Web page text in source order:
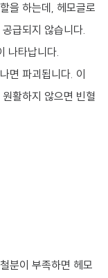
을 하는데, 헤모글로
급되지 않습니다.
나타납니다.
면 파괴됩니다. 이
활하지 않으면 빈혈
분이 부족하면 헤모